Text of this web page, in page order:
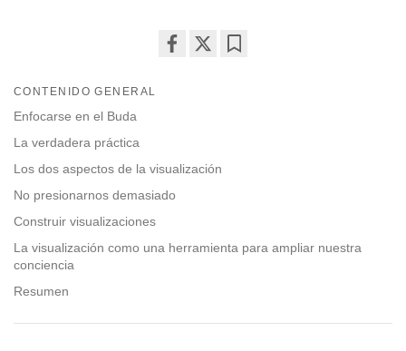
CONTENIDO GENERAL
Enfocarse en el Buda
La verdadera práctica
Los dos aspectos de la visualización
No presionarnos demasiado
Construir visualizaciones
La visualización como una herramienta para ampliar nuestra
conciencia
Resumen